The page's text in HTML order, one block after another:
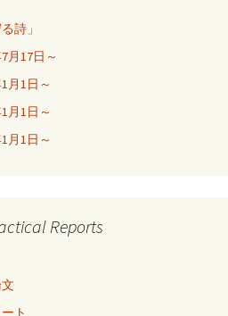
詩」
月17日～
月1日～
月1日～
月1日～
Reports
ト